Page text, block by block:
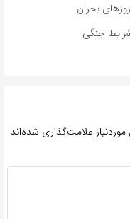
بحران
جنگی
علامت‌گذاری شده‌اند